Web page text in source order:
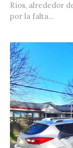
Ríos, alrededor
por la falta...